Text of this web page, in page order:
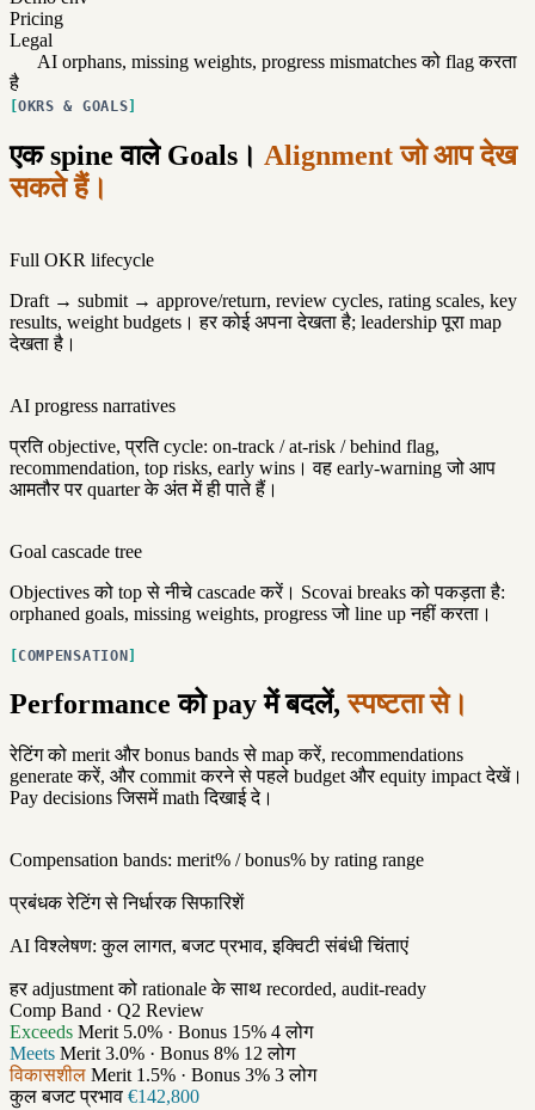
Pricing
Legal
AI orphans, missing weights, progress mismatches को flag करता
है
OKRS & GOALS
एक spine वाले Goals। Alignment जो आप देख
सकते हैं।
Full OKR lifecycle
Draft → submit → approve/return, review cycles, rating scales, key
results, weight budgets। हर कोई अपना देखता है; leadership पूरा map
देखता है।
AI progress narratives
प्रति objective, प्रति cycle: on-track / at-risk / behind flag,
recommendation, top risks, early wins। वह early-warning जो आप
आमतौर पर quarter के अंत में ही पाते हैं।
Goal cascade tree
Objectives को top से नीचे cascade करें। Scovai breaks को पकड़ता है:
orphaned goals, missing weights, progress जो line up नहीं करता।
COMPENSATION
Performance को pay में बदलें,स्पष्टता से।
रेटिंग को merit और bonus bands से map करें, recommendations
generate करें, और commit करने से पहले budget और equity impact देखें।
Pay decisions जिसमें math दिखाई दे।
Compensation bands: merit% / bonus% by rating range
प्रबंधक रेटिंग से निर्धारक सिफारिशें
AI विश्लेषण: कुल लागत, बजट प्रभाव, इक्विटी संबंधी चिंताएं
हर adjustment को rationale के साथ recorded, audit-ready
Comp Band · Q2 Review
Exceeds Merit 5.0% · Bonus 15% 4 लोग
Meets Merit 3.0% · Bonus 8% 12 लोग
विकासशील Merit 1.5% · Bonus 3% 3 लोग
कुल बजट प्रभाव €142,800